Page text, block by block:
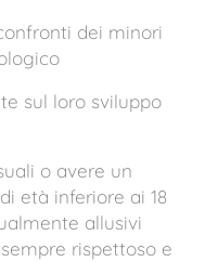
dei minori
sul loro sviluppo
o avere un
età inferiore ai 18
allusivi
rispettoso e